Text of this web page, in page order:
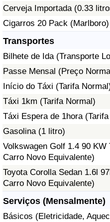
Cerveja Importada (0.33
Cigarros 20 Pack (Marlboro)
Transportes
Bilhete de Ida (Transporte
Passe Mensal (Preço
Início do Táxi (Tarifa
Táxi 1km (Tarifa Normal)
Táxi Espera de 1hora
Gasolina (1 litro)
Volkswagen Golf 1.4 90 KW
Carro Novo Equivalente)
Toyota Corolla Sedan 1.6l
Carro Novo Equivalente)
Serviços (Mensalmente)
Básicos (Eletricidade,
Indicador de Trânsito por